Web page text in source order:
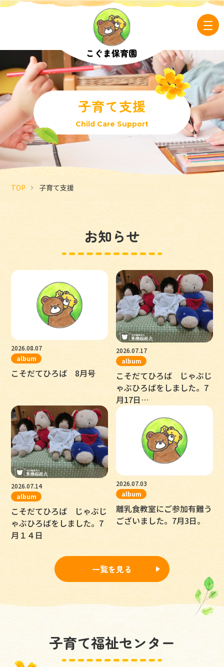
子育て支援
Child Care Support
TOP 子育て支援
お知らせ
2026.08.07
album
こそだてひろば 8月号
2026.07.17
album
こそだてひろば じゃぶじ
ゃぶひろばをしました。7
月17日…
2026.07.14
album
こそだてひろば じゃぶじ
ゃぶひろばをしました。7
月１４日
2026.07.03
album
離乳食教室にご参加有難う
ございました。7月3日。
一覧を見る
子育て福祉センター